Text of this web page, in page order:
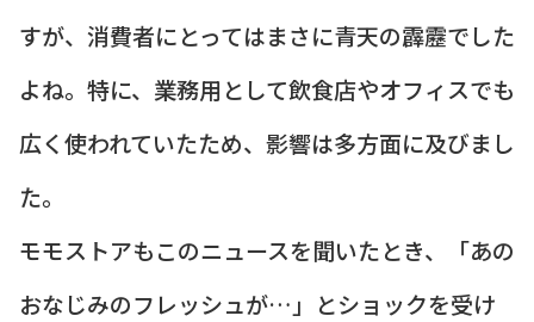
すが、消費者にとってはまさに青天の霹靂でした
よね。特に、業務用として飲食店やオフィスでも
広く使われていたため、影響は多方面に及びまし
た。
モモストアもこのニュースを聞いたとき、「あの
おなじみのフレッシュが…」とショックを受け